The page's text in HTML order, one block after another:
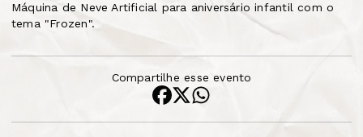
Máquina de Neve Artificial para aniversário infantil com o
tema "Frozen".
Compartilhe esse evento